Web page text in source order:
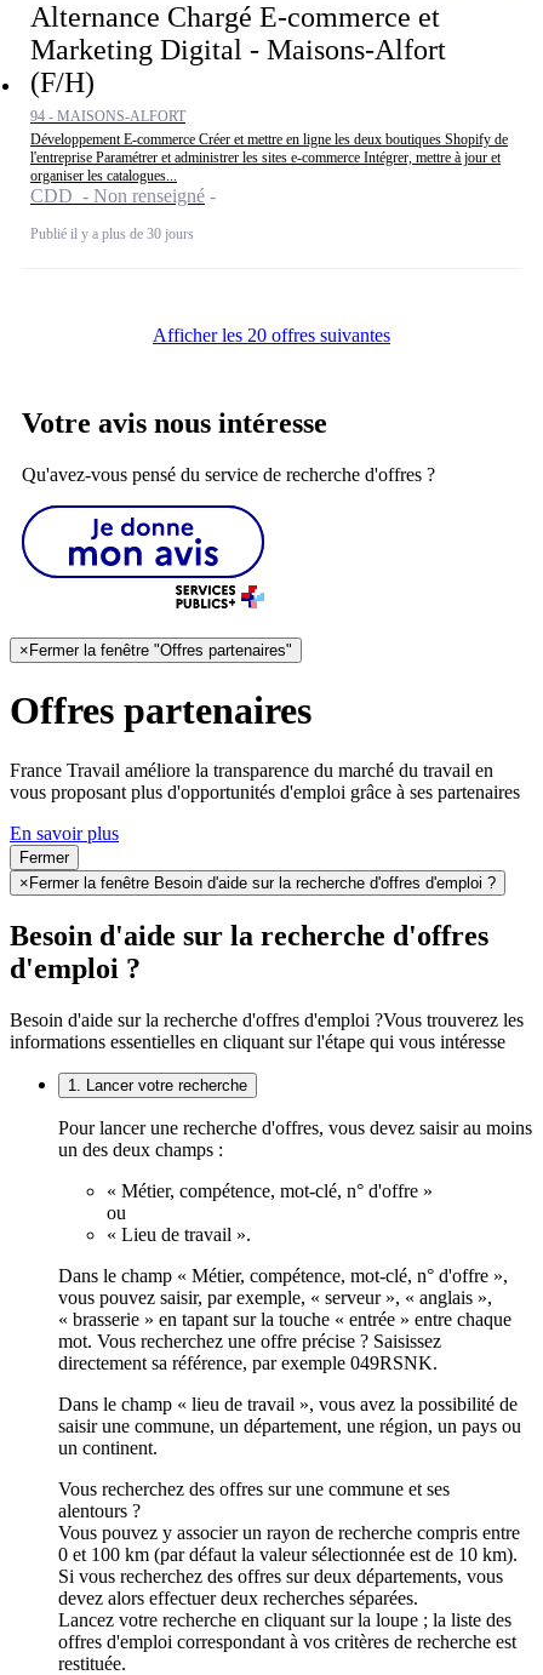
Alternance Chargé E-commerce et
Marketing Digital - Maisons-Alfort
(F/H)
94 - MAISONS-ALFORT
Développement E-commerce Créer et mettre en ligne les deux boutiques Shopify de
l'entreprise Paramétrer et administrer les sites e-commerce Intégrer, mettre à jour et
organiser les catalogues...
CDD - Non renseigné
Publié il y a plus de 30 jours
Afficher les 20 offres suivantes
Votre avis nous intéresse
Qu'avez-vous pensé du service de recherche d'offres ?
× Fermer la fenêtre "Offres partenaires"
Offres partenaires
France Travail améliore la transparence du marché du travail en
vous proposant plus d'opportunités d'emploi grâce à ses partenaires
En savoir plus
Fermer
× Fermer la fenêtre Besoin d'aide sur la recherche d'offres d'emploi ?
Besoin d'aide sur la recherche d'offres
d'emploi ?
Besoin d'aide sur la recherche d'offres d'emploi ?Vous trouverez les
informations essentielles en cliquant sur l'étape qui vous intéresse
1. Lancer votre recherche
Pour lancer une recherche d'offres, vous devez saisir au moins
un des deux champs :
« Métier, compétence, mot-clé, n° d'offre »
ou
« Lieu de travail ».
Dans le champ « Métier, compétence, mot-clé, n° d'offre »,
vous pouvez saisir, par exemple, « serveur », « anglais »,
« brasserie » en tapant sur la touche « entrée » entre chaque
mot. Vous recherchez une offre précise ? Saisissez
directement sa référence, par exemple 049RSNK.
Dans le champ « lieu de travail », vous avez la possibilité de
saisir une commune, un département, une région, un pays ou
un continent.
Vous recherchez des offres sur une commune et ses
alentours ?
Vous pouvez y associer un rayon de recherche compris entre
0 et 100 km (par défaut la valeur sélectionnée est de 10 km).
Si vous recherchez des offres sur deux départements, vous
devez alors effectuer deux recherches séparées.
Lancez votre recherche en cliquant sur la loupe ; la liste des
offres d'emploi correspondant à vos critères de recherche est
restituée.